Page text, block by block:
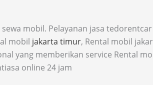
mobil. Pelayanan jasa
mobil jakarta timur, Rental mobil
yang memberikan service Rental
online 24 jam